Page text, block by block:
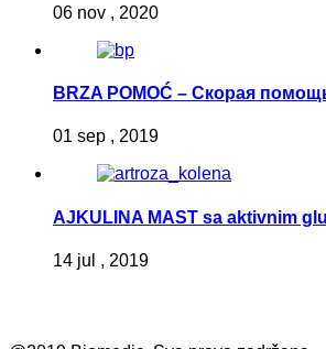
06 nov , 2020
BRZA POMOĆ – Скорая
01 sep , 2019
AJKULINA MAST sa aktivnim
14 jul , 2019